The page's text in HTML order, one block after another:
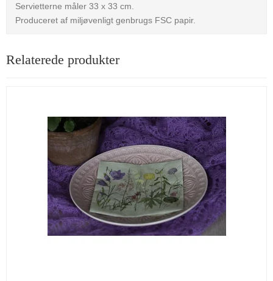
Servietterne måler 33 x 33 cm.
Produceret af miljøvenligt genbrugs FSC papir.
Relaterede produkter